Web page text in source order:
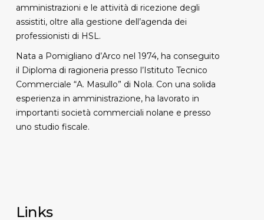
amministrazioni e le attività di ricezione degli
assistiti, oltre alla gestione dell’agenda dei
professionisti di HSL.
Nata a Pomigliano d’Arco nel 1974, ha conseguito
il Diploma di ragioneria presso l’Istituto Tecnico
Commerciale “A. Masullo” di Nola. Con una solida
esperienza in amministrazione, ha lavorato in
importanti società commerciali nolane e presso
uno studio fiscale.
Links